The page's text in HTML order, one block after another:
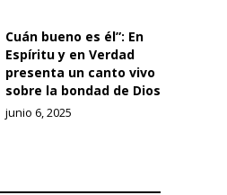
Cuán bueno es él”: En
Espíritu y en Verdad
presenta un canto vivo
sobre la bondad de Dios
junio 6, 2025